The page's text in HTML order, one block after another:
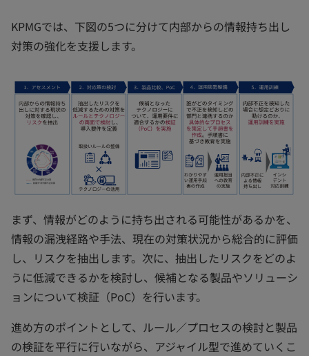
KPMGでは、下図の5つに分けて内部からの情報持ち出し
対策の強化を支援します。
まず、情報がどのように持ち出される可能性があるかを、
情報の漏洩経路や手法、現在の対策状況から総合的に評価
し、リスクを抽出します。次に、抽出したリスクをどのよ
うに低減できるかを検討し、候補となる製品やソリューシ
ョンについて検証（PoC）を行います。
進め方のポイントとして、ルール／プロセスの検討と製品
の検証を平行に行いながら、アジャイル型で進めていくこ